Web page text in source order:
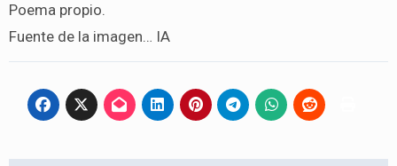
Poema propio.
Fuente de la imagen… IA